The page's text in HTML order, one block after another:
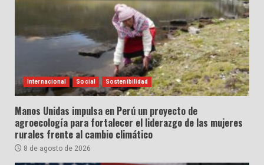
Internacional Social Sostenibilidad
Manos Unidas impulsa en Perú un proyecto de
agroecología para fortalecer el liderazgo de las mujeres
rurales frente al cambio climático
8 de agosto de 2026